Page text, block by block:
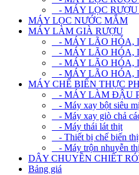
- MÁY LỌC RƯỢU
MÁY LỌC NƯỚC MẮM
MÁY LÀM GIÀ RƯỢU
- MÁY LÃO HÓA,
- MÁY LÃO HÓA,
- MÁY LÃO HÓA,
- MÁY LÃO HÓA,
MÁY CHẾ BIẾN THỰC
- MÁY LÀM ĐẬU
- Máy xay bột siêu
- Máy xay giò chả
- Máy thái lát thịt
- Thiết bị chế biến
- Máy trộn nhuyễn
DÂY CHUYỀN CHIẾT
Bảng giá